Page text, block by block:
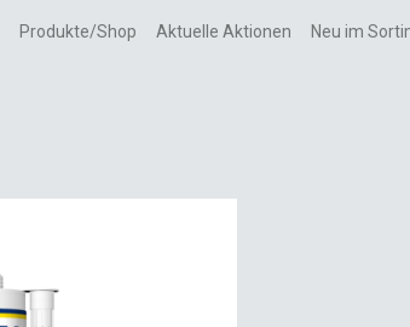
Produkte/Shop Aktuelle Aktionen Neu im